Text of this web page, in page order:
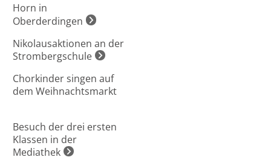
Horn in
Oberderdingen
Nikolausaktionen an der
Strombergschule
Chorkinder singen auf
dem Weihnachtsmarkt
Besuch der drei ersten
Klassen in der
Mediathek